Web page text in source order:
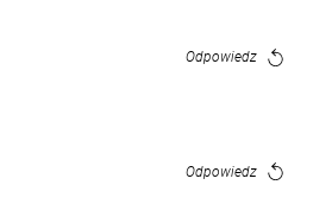
Odpowiedz
Odpowiedz